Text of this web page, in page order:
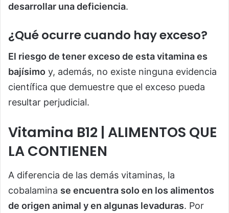
desarrollar una deficiencia.
¿Qué ocurre cuando hay exceso?
El riesgo de tener exceso de esta vitamina es
bajísimo y, además, no existe ninguna evidencia
científica que demuestre que el exceso pueda
resultar perjudicial.
Vitamina B12 | ALIMENTOS QUE
LA CONTIENEN
A diferencia de las demás vitaminas, la
cobalamina se encuentra solo en los alimentos
de origen animal y en algunas levaduras. Por